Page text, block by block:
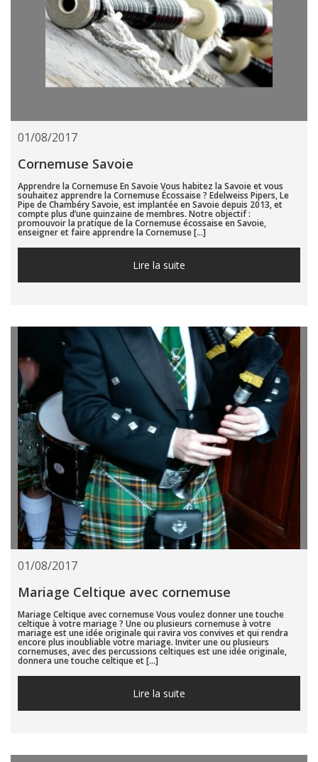
01/08/2017
Cornemuse Savoie
Apprendre la Cornemuse En Savoie Vous habitez la Savoie et vous
souhaitez apprendre la Cornemuse Écossaise ? Edelweiss Pipers, Le
Pipe de Chambéry Savoie, est implantée en Savoie depuis 2013, et
compte plus d’une quinzaine de membres. Notre objectif :
promouvoir la pratique de la Cornemuse écossaise en Savoie,
enseigner et faire apprendre la Cornemuse […]
Lire la suite
Lire la suite...
01/08/2017
Mariage Celtique avec cornemuse
Mariage Celtique avec cornemuse Vous voulez donner une touche
celtique à votre mariage ? Une ou plusieurs cornemuse à votre
mariage est une idée originale qui ravira vos convives et qui rendra
encore plus inoubliable votre mariage. Inviter une ou plusieurs
cornemuses, avec des percussions celtiques est une idée originale,
donnera une touche celtique et […]
Lire la suite
Lire la suite...